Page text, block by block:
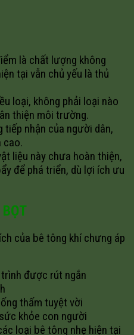
là chất lượng không
tại vẫn chủ yếu là thủ
loại, không phải loại nào
thiện môi trường.
tiếp nhận của người dân,
cao.
liệu này chưa hoàn thiện,
để phá triển, dù lợi ích ưu
của bê tông khí chưng áp
được rút ngắn
thấm tuyệt vời
khỏe con người
loại bê tông nhẹ hiện tại